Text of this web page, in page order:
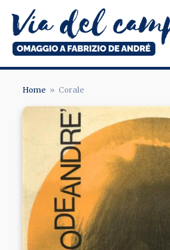
contenuto
principale
Via del campo
BRICIOLE
PANE
Home Corale